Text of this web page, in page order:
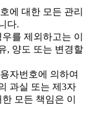
에 대한 모든 관리
다.
를 제외하고는 이
, 양도 또는 변경할
자번호에 의하여
과실 또는 제3자
모든 책임은 이